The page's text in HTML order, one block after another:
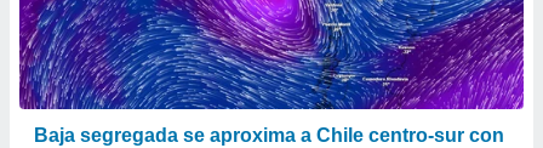
Baja segregada se aproxima a Chile centro-sur con